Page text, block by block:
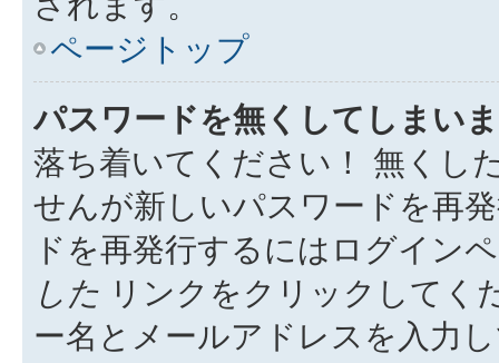
ページトップ
パスワードを無くしてしまい
落ち着いてください！ 無くし
せんが新しいパスワードを再
ドを再発行するにはログイン
した リンクをクリックしてく
ー名とメールアドレスを入力